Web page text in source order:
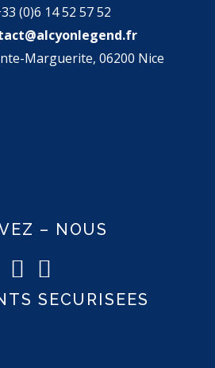
(0)6 14 52 57 52
Marguerite, 06200 Nice
– NOUS
SECURISEES